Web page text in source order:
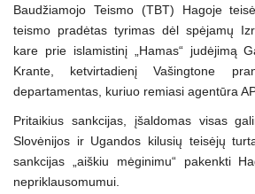
Baudžiamojo Teismo (TBT) Hagoje
teismo pradėtas tyrimas dėl spėjamų
kare prie islamistinį „Hamas“ judėjimą
Krante, ketvirtadienį Vašingtone
departamentas, kuriuo remiasi agentūra
Pritaikius sankcijas, įšaldomas visas
Slovėnijos ir Ugandos kilusių teisėjų
sankcijas „aiškiu mėginimu“ pakenkti
nepriklausomumui.